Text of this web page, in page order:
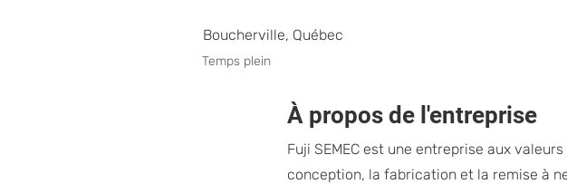
Boucherville, Québec
Temps plein
À propos de l'entreprise
Fuji SEMEC est une entreprise aux
conception, la fabrication et la remise à